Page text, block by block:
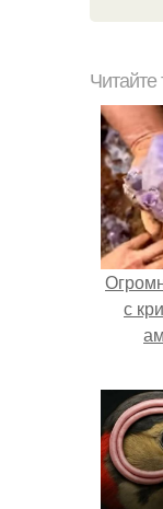
Читайте
с